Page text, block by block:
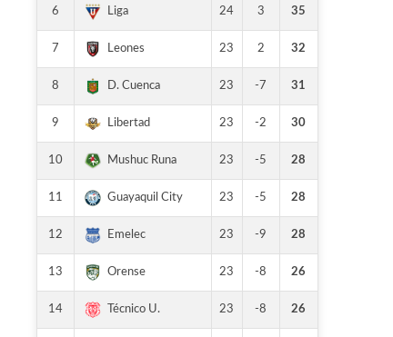
6 Liga 24 3 35
7 Leones 23 2 32
8 D. Cuenca 23 -7 31
9 Libertad 23 -2 30
10 Mushuc Runa 23 -5 28
11 Guayaquil City 23 -5 28
12 Emelec 23 -9 28
13 Orense 23 -8 26
14 Técnico U. 23 -8 26